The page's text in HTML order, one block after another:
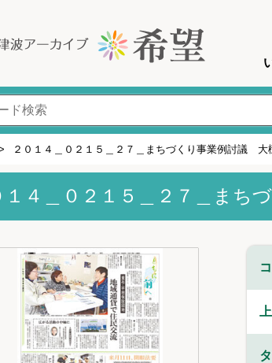
２０１４＿０２１５＿２７＿まちづくり事業例討議 大
１４＿０２１５＿２７＿ま